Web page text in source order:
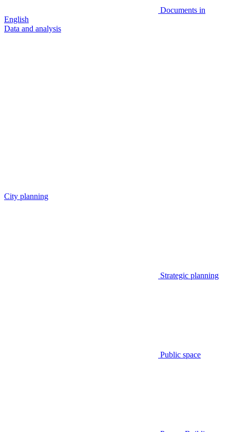
Documents in
English
Data and analysis
City planning
Strategic planning
Public space